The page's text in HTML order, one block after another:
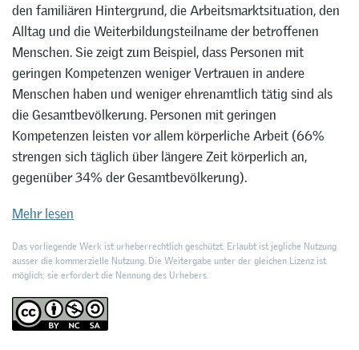
den familiären Hintergrund, die Arbeitsmarktsituation, den
Alltag und die Weiterbildungsteilname der betroffenen
Menschen. Sie zeigt zum Beispiel, dass Personen mit
geringen Kompetenzen weniger Vertrauen in andere
Menschen haben und weniger ehrenamtlich tätig sind als
die Gesamtbevölkerung. Personen mit geringen
Kompetenzen leisten vor allem körperliche Arbeit (66%
strengen sich täglich über längere Zeit körperlich an,
gegenüber 34% der Gesamtbevölkerung).
Mehr lesen
Das vorliegende Werk ist urheberrechtlich geschützt. Erlaubt ist jegliche Nutzung
ausser die kommerzielle Nutzung. Die Weitergabe unter der gleichen Lizenz ist
möglich; sie erfordert die Nennung des Urhebers.